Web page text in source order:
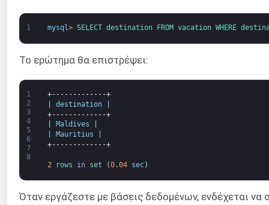
1 mysql > SELECT destination FROM vacation WHERE
Το ερώτημα θα επιστρέψει:
1
2
3
4
5
6
7
8
+-------------+
destination
+-------------+
Maldives
Mauritius
+-------------+
2 rows in set (0.04 sec)
Όταν εργάζεστε με βάσεις δεδομένων, ενδέχεται να